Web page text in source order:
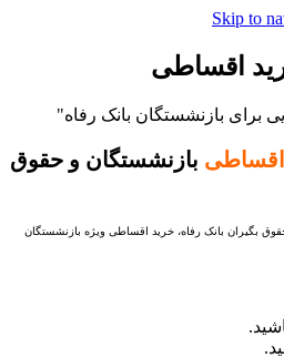
Skip to
اقساطی
بازنشستگان و حقوق
بگیران بانک رفاه، خرید اقساطی ویژه بازنشستگان